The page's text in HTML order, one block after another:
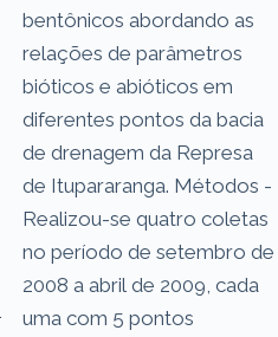
bentônicos abordando as
relações de parâmetros
bióticos e abióticos em
diferentes pontos da bacia
de drenagem da Represa
de Itupararanga. Métodos -
Realizou-se quatro coletas
no período de setembro de
2008 a abril de 2009, cada
uma com 5 pontos